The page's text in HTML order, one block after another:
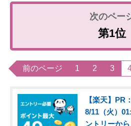
第1位
前のページ 1 2 3
【楽天】PR
8/11（火）
ントリーから